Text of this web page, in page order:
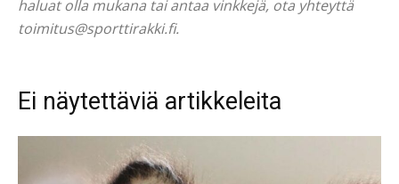
haluat olla mukana tai antaa vinkkejä, ota yhteyttä
toimitus@sporttirakki.fi.
Ei näytettäviä artikkeleita